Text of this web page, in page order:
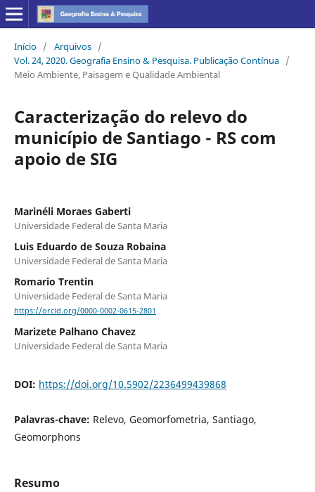
Início / Arquivos /
Vol. 24, 2020. Geografia Ensino & Pesquisa. Publicação Contínua /
Meio Ambiente, Paisagem e Qualidade Ambiental
Caracterização do relevo do
município de Santiago - RS com
apoio de SIG
Marinéli Moraes Gaberti
Universidade Federal de Santa Maria
Luis Eduardo de Souza Robaina
Universidade Federal de Santa Maria
Romario Trentin
Universidade Federal de Santa Maria
https://orcid.org/0000-0002-0615-2801
Marizete Palhano Chavez
Universidade Federal de Santa Maria
DOI: https://doi.org/10.5902/2236499439868
Palavras-chave: Relevo, Geomorfometria, Santiago,
Geomorphons
Resumo